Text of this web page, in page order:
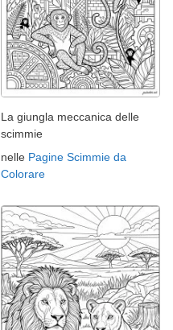
La giungla meccanica delle
scimmie
nelle Pagine Scimmie da
Colorare